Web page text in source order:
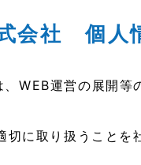
会社 個人
、WEB運営の展開
に取り扱うことを